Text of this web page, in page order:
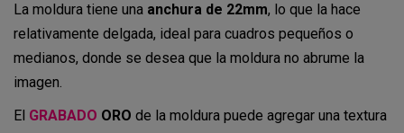
La moldura tiene una anchura de 22mm, lo que la hace
relativamente delgada, ideal para cuadros pequeños o
medianos, donde se desea que la moldura no abrume la
imagen.
El GRABADO ORO de la moldura puede agregar una textura